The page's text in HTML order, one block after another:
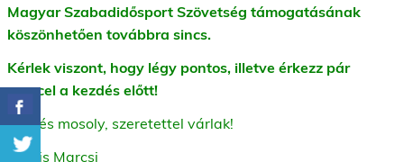
Magyar Szabadidősport Szövetség támogatásának
köszönhetően továbbra sincs.
Kérlek viszont, hogy légy pontos, illetve érkezz pár
perccel a kezdés előtt!
Üdv és mosoly, szeretettel várlak!
Kocsis Marcsi